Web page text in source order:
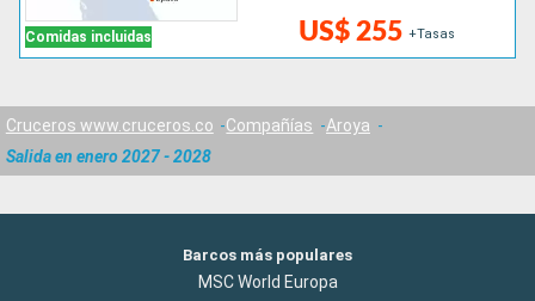
Comidas incluidas US$ 255 +Tasas
Cruceros www.cruceros.co Compañías
Aroya
Salida en enero 2027 - 2028
Barcos más populares
MSC World Europa